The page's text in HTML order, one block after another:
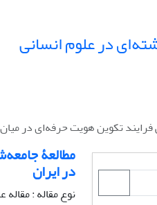
در علوم انسانی
تکوین هویت حرفه‌ای در
مطالعۀ
در ایران
نوع مقاله :